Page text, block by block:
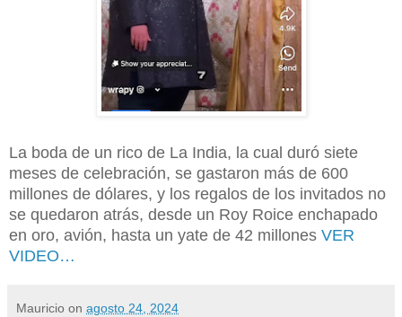
La boda de un rico de La India, la cual duró siete
meses de celebración, se gastaron más de 600
millones de dólares, y los regalos de los invitados no
se quedaron atrás, desde un Roy Roice enchapado
en oro, avión, hasta un yate de 42 millones VER
VIDEO…
Mauricio on agosto 24, 2024